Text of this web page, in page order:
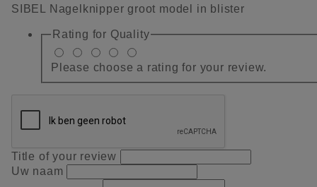
SIBEL Nagelknipper groot model in blister
Rating for Quality
Please choose a rating for your review.
Title of your review
Uw naam